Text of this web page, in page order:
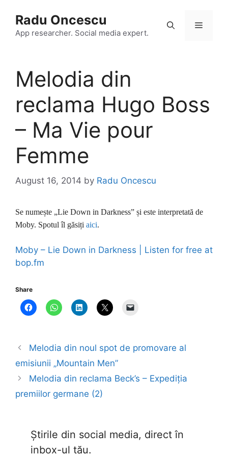
content
Radu Oncescu
App researcher. Social media expert.
Menu
Melodia din
reclama Hugo Boss
– Ma Vie pour
Femme
August 16, 2014 by Radu Oncescu
Se numește „Lie Down in Darkness” și este interpretată de
Moby. Spotul îl găsiți aici.
Moby – Lie Down in Darkness | Listen for free at
bop.fm
Share
Melodia din noul spot de promovare al
emisiunii „Mountain Men”
Melodia din reclama Beck’s – Expediția
premiilor germane (2)
Știrile din social media, direct în
inbox-ul tău.